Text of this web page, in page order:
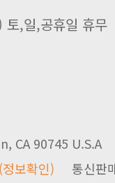
,일,공휴일 휴무
CA 90745 U.S.A
(정보확인) 통신판